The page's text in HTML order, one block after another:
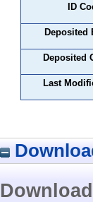
ID
Deposited
Deposited
Last